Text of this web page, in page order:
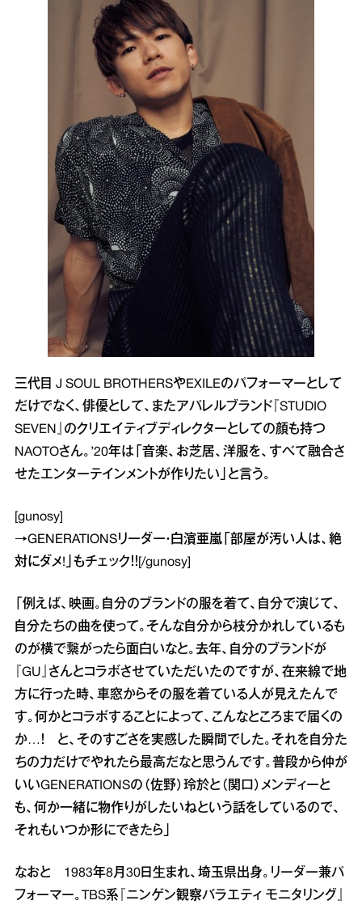
三代目 J SOUL BROTHERSやEXILEのパフォーマーとして
だけでなく、俳優として、またアパレルブランド『STUDIO
SEVEN』のクリエイティブディレクターとしての顔も持つ
NAOTOさん。’20年は「音楽、お芝居、洋服を、すべて融合さ
せたエンターテインメントが作りたい」と言う。
[gunosy]
→GENERATIONSリーダー・白濱亜嵐「部屋が汚い人は、絶
対にダメ!」 もチェック！！[/gunosy]
「例えば、映画。自分のブランドの服を着て、自分で演じて、
自分たちの曲を使って。そんな自分から枝分かれしているも
のが横で繋がったら面白いなと。去年、自分のブランドが
『GU』さんとコラボさせていただいたのですが、在来線で地
方に行った時、車窓からその服を着ている人が見えたんで
す。何かとコラボすることによって、こんなところまで届くの
か…！ と、そのすごさを実感した瞬間でした。それを自分た
ちの力だけでやれたら最高だなと思うんです。普段から仲が
いいGENERATIONSの（佐野）玲於と（関口）メンディーと
も、何か一緒に物作りがしたいねという話をしているので、
それもいつか形にできたら」
なおと 1983年8月30日生まれ、埼玉県出身。リーダー兼パ
フォーマー。TBS系『ニンゲン観察バラエティ モニタリング』